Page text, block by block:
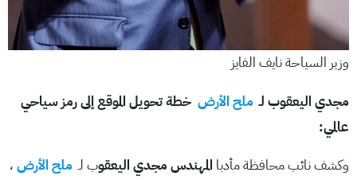
وزير السياحة نايف الفايز
مجدي اليعقوب لـ ملح الأرض خطة تحويل الموقع إلى رمز سياحي
عالمي:
وكشف نائب محافظة مأدبا المهندس مجدي اليعقوب لـ ملح الأرض ،